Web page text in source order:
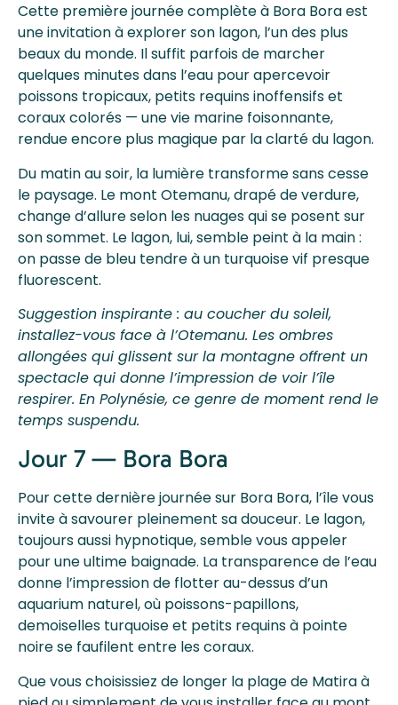
Cette première journée complète à Bora Bora est
une invitation à explorer son lagon, l’un des plus
beaux du monde. Il suffit parfois de marcher
quelques minutes dans l’eau pour apercevoir
poissons tropicaux, petits requins inoffensifs et
coraux colorés — une vie marine foisonnante,
rendue encore plus magique par la clarté du lagon.
Du matin au soir, la lumière transforme sans cesse
le paysage. Le mont Otemanu, drapé de verdure,
change d’allure selon les nuages qui se posent sur
son sommet. Le lagon, lui, semble peint à la main :
on passe de bleu tendre à un turquoise vif presque
fluorescent.
Suggestion inspirante : au coucher du soleil,
installez-vous face à l’Otemanu. Les ombres
allongées qui glissent sur la montagne offrent un
spectacle qui donne l’impression de voir l’île
respirer. En Polynésie, ce genre de moment rend le
temps suspendu.
Jour 7 — Bora Bora
Pour cette dernière journée sur Bora Bora, l’île vous
invite à savourer pleinement sa douceur. Le lagon,
toujours aussi hypnotique, semble vous appeler
pour une ultime baignade. La transparence de l’eau
donne l’impression de flotter au-dessus d’un
aquarium naturel, où poissons-papillons,
demoiselles turquoise et petits requins à pointe
noire se faufilent entre les coraux.
Que vous choisissiez de longer la plage de Matira à